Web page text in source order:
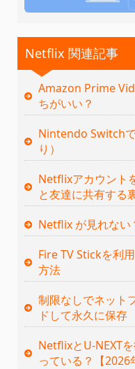
Netflix 関連記事
Amazon Prime
ちがいい？
Nintendo Switch
り）
Netflixアカウント
と友達に共有する
Netflix が見れない
Fire TV Stickを利
方法
制限なしでネット
ドして永久に保存
NetflixとU-NEXT
っている？【2026